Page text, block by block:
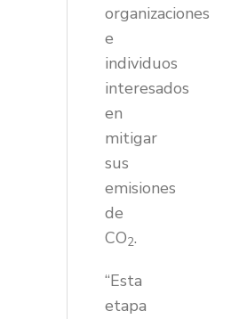
organizaciones
e
individuos
interesados
en
mitigar
sus
emisiones
de
CO2.
“Esta
etapa